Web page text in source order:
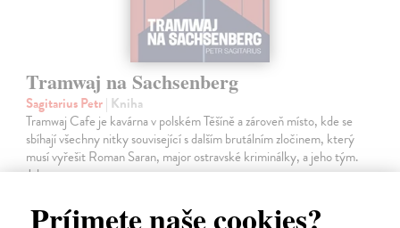
Príjmete naše cookies?
Tramwaj na Sachsenberg
Sagitarius Petr| Kniha
Tramwaj Cafe je kavárna v polském Těšíně a zároveň místo, kde se
sbíhají všechny nitky související s dalším brutálním zločinem, který
musí vyřešit Roman Saran, major ostravské kriminálky, a jeho tým.
Jak…